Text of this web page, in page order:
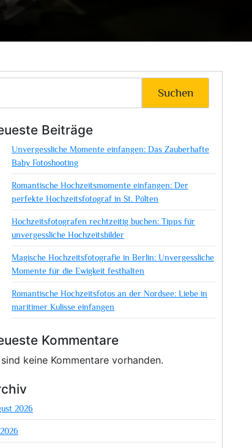
Suchen
Beiträge
Unvergessliche Momente einfangen: Das Zauberhafte
Baby Fotoshooting
Romantische Hochzeitsmomente einfangen: Der
perfekte Hochzeitsfotograf in St. Pölten
Hochzeitsfotografen rechtzeitig buchen: Tipps für
unvergessliche Hochzeitsbilder
Magische Hochzeitsfotografie in Berlin: Unvergessliche
Momente für die Ewigkeit festhalten
Romantische Hochzeitsfotos an der Nordsee: Liebe in
maritimer Kulisse einfangen
Kommentare
sind keine Kommentare vorhanden.
2026